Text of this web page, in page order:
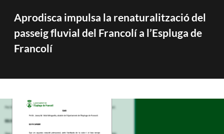
Aprodisca impulsa la renaturalització del
passeig fluvial del Francolí a l’Espluga de
Francolí